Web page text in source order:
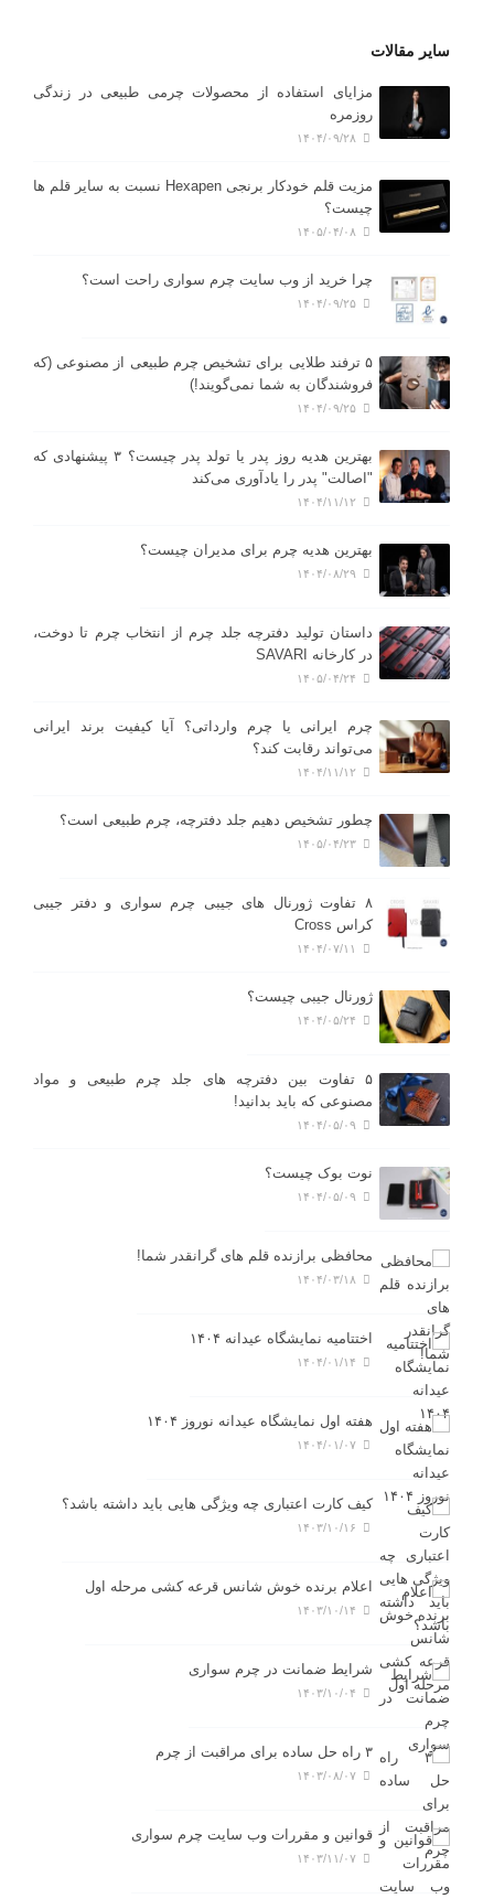
گجت و اکسسوار چرم طبیعی
کیف تلفن همراه و کارت اعتباری
کیف پول و کارت اعتباری
کرم محافظ چرم
سایر مقالات
مزایای استفاده از محصولات چرمی طبیعی در زندگی
روزمره
۱۴۰۴/۰۹/۲۸
مزیت قلم خودکار برنجی Hexapen نسبت به سایر قلم ها
چیست؟
۱۴۰۵/۰۴/۰۸
چرا خرید از وب سایت چرم سواری راحت است؟
۱۴۰۴/۰۹/۲۵
۵ ترفند طلایی برای تشخیص چرم طبیعی از مصنوعی (که
فروشندگان به شما نمی‌گویند!)
۱۴۰۴/۰۹/۲۵
بهترین هدیه روز پدر یا تولد پدر چیست؟ ۳ پیشنهادی که
"اصالت" پدر را یادآوری می‌کند
۱۴۰۴/۱۱/۱۲
بهترین هدیه چرم برای مدیران چیست؟
۱۴۰۴/۰۸/۲۹
داستان تولید دفترچه جلد چرم از انتخاب چرم تا دوخت،
در کارخانه SAVARI
۱۴۰۵/۰۴/۲۴
چرم ایرانی یا چرم وارداتی؟ آیا کیفیت برند ایرانی
می‌تواند رقابت کند؟
۱۴۰۴/۱۱/۱۲
چطور تشخیص دهیم جلد دفترچه، چرم طبیعی است؟
۱۴۰۵/۰۴/۲۳
۸ تفاوت ژورنال های جیبی چرم سواری و دفتر جیبی
کراس Cross
۱۴۰۴/۰۷/۱۱
ژورنال جیبی چیست؟
۱۴۰۴/۰۵/۲۴
۵ تفاوت بین دفترچه های جلد چرم طبیعی و مواد
مصنوعی که باید بدانید!
۱۴۰۴/۰۵/۰۹
نوت بوک چیست؟
۱۴۰۴/۰۵/۰۹
محافظی برازنده قلم های گرانقدر شما!
۱۴۰۴/۰۳/۱۸
اختتامیه نمایشگاه عیدانه ۱۴۰۴
۱۴۰۴/۰۱/۱۴
هفته اول نمایشگاه عیدانه نوروز ۱۴۰۴
۱۴۰۴/۰۱/۰۷
کیف کارت اعتباری چه ویژگی هایی باید داشته باشد؟
۱۴۰۳/۱۰/۱۶
اعلام برنده خوش شانس قرعه کشی مرحله اول
۱۴۰۳/۱۰/۱۴
شرایط ضمانت در چرم سواری
۱۴۰۳/۱۰/۰۴
۳ راه حل ساده برای مراقبت از چرم
۱۴۰۳/۰۸/۰۷
قوانین و مقررات وب سایت چرم سواری
۱۴۰۳/۱۱/۰۷